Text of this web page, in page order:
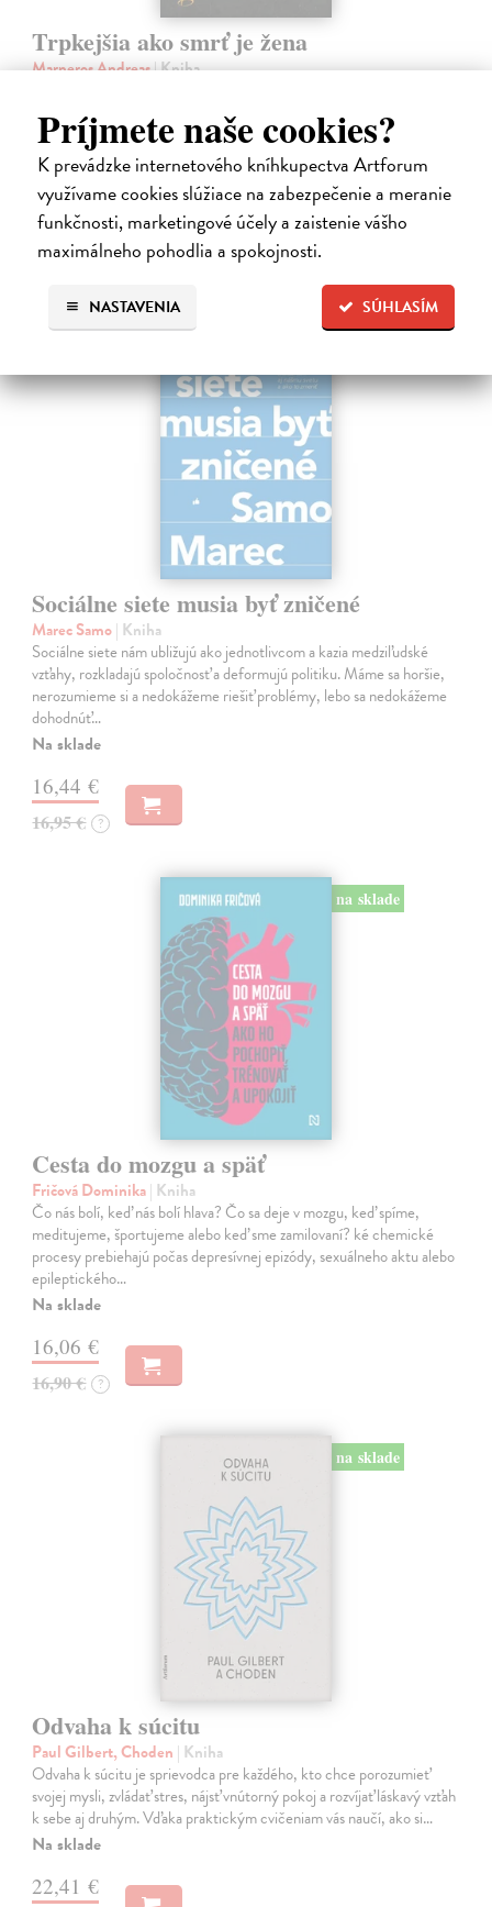
Príjmete naše cookies?
K prevádzke internetového kníhkupectva Artforum
využívame cookies slúžiace na zabezpečenie a meranie
funkčnosti, marketingové účely a zaistenie vášho
maximálneho pohodlia a spokojnosti.
SÚHLASÍM
NASTAVENIA
Trpkejšia ako smrť je žena
Marneros Andreas| Kniha
rovnocennosť a rovnoprávnosť ženy a muža. Vojna a mier medzi
pohlaviami sa však nezačali feminizmom 20. storočia, ale ich
spolužitím.
Zasielame do 14 dní
22,05 €
24,50 € ?
na sklade
Sociálne siete musia byť zničené
Marec Samo| Kniha
Sociálne siete nám ubližujú ako jednotlivcom a kazia medziľudské
vzťahy, rozkladajú spoločnosť a deformujú politiku. Máme sa horšie,
nerozumieme si a nedokážeme riešiť problémy, lebo sa nedokážeme
dohodnúť…
Na sklade
16,44 €
16,95 € ?
na sklade
Cesta do mozgu a späť
Fričová Dominika| Kniha
Čo nás bolí, keď nás bolí hlava? Čo sa deje v mozgu, keď spíme,
meditujeme, športujeme alebo keď sme zamilovaní? ké chemické
procesy prebiehajú počas depresívnej epizódy, sexuálneho aktu alebo
epileptického…
Na sklade
16,06 €
16,90 € ?
na sklade
Odvaha k súcitu
Paul Gilbert, Choden | Kniha
Odvaha k súcitu je sprievodca pre každého, kto chce porozumieť
svojej mysli, zvládať stres, nájsť vnútorný pokoj a rozvíjať láskavý vzťah
k sebe aj druhým. Vďaka praktickým cvičeniam vás naučí, ako si…
Na sklade
22,41 €